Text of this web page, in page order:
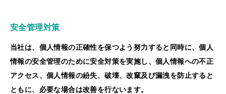
安全管理対策
当社は、個人情報の正確性を保つよう努力すると同時に、個人
情報の安全管理のために安全対策を実施し、個人情報への不正
アクセス、個人情報の紛失、破壊、改竄及び漏洩を防止すると
ともに、必要な場合は改善を行ないます。